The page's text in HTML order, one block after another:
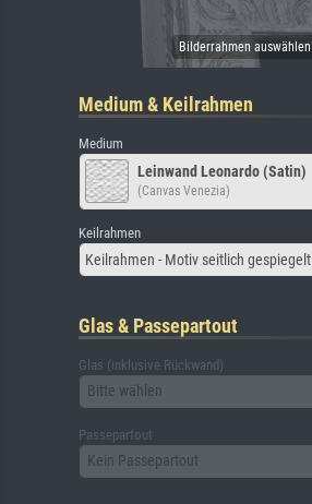
Medium & Keilrahmen
Medium
Leinwand Leonardo (Satin)
(Canvas Venezia)
Keilrahmen
Keilrahmen - Motiv seitlich gespiegelt
Glas & Passepartout
Glas (inklusive Rückwand)
Bitte wählen
Passepartout
Kein Passepartout